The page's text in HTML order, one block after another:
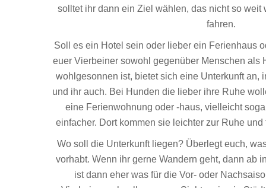
solltet ihr dann ein Ziel wählen, das nicht so weit
fahren.
Soll es ein Hotel sein oder lieber ein Ferienhaus
euer Vierbeiner sowohl gegenüber Menschen als
wohlgesonnen ist, bietet sich eine Unterkunft an,
und ihr auch. Bei Hunden die lieber ihre Ruhe
eine Ferienwohnung oder -haus, vielleicht
einfacher. Dort kommen sie leichter zur Ruhe
Wo soll die Unterkunft liegen? Überlegt euch,
vorhabt. Wenn ihr gerne Wandern geht, dann ab
ist dann eher was für die Vor- oder